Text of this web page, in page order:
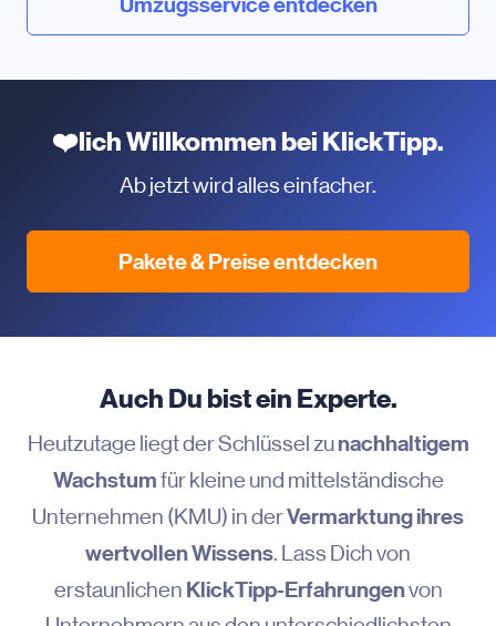
❤️lich Willkommen bei KlickTipp.
Ab jetzt wird alles einfacher.
Pakete & Preise entdecken
Auch Du bist ein Experte.
Heutzutage liegt der Schlüssel zunachhaltigem
Wachstumfür kleine und mittelständische
Unternehmen (KMU) in derVermarktung ihres
wertvollen Wissens. Lass Dich von
erstaunlichen KlickTipp-Erfahrungenvon